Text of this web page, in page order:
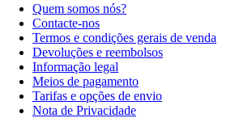
Quem somos nós?
Contacte-nos
Termos e condições gerais de venda
Devoluções e reembolsos
Informação legal
Meios de pagamento
Tarifas e opções de envio
Nota de Privacidade